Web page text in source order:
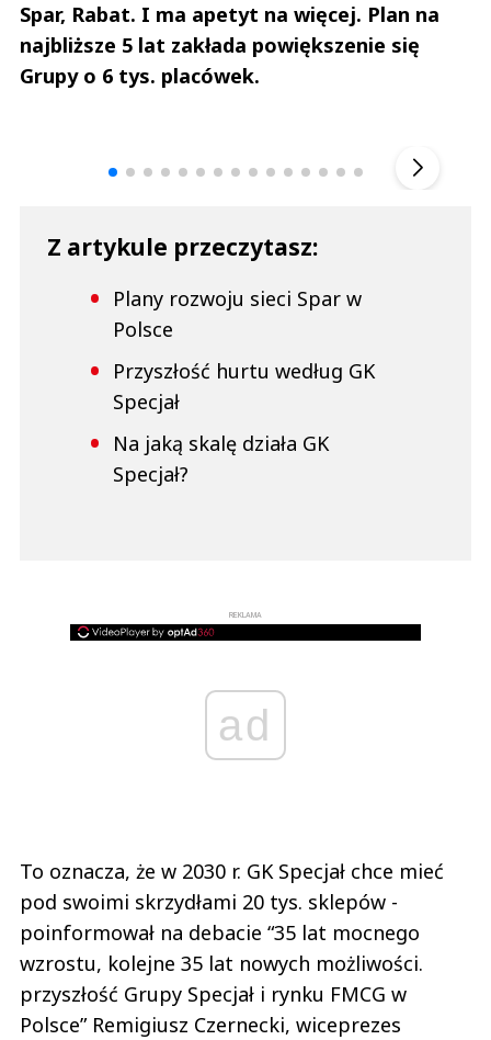
Spar, Rabat. I ma apetyt na więcej. Plan na
najbliższe 5 lat zakłada powiększenie się
Grupy o 6 tys. placówek.
Z artykule przeczytasz:
Plany rozwoju sieci Spar w
Polsce
Przyszłość hurtu według GK
Specjał
Na jaką skalę działa GK
Specjał?
REKLAMA
ad
To oznacza, że w 2030 r. GK Specjał chce mieć
pod swoimi skrzydłami 20 tys. sklepów -
poinformował na debacie “35 lat mocnego
wzrostu, kolejne 35 lat nowych możliwości.
przyszłość Grupy Specjał i rynku FMCG w
Polsce” Remigiusz Czernecki, wiceprezes